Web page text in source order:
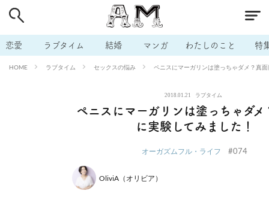
恋愛 ラブタイム 結婚 マンガ わたしのこと 特
HOME ラブタイム セックスの悩み ペニスにマーガリンは塗っちゃダメ？真
2018.01.21 ラブタイム
ペニスにマーガリンは塗っちゃダメ
に実験してみました！
オーガズムフル・ライフ #074
OliviA（オリビア）
# 男の本音 # セフレ # 不倫
# 出会う方法 # マッチングアプリ # ラブグッズ # 体の相